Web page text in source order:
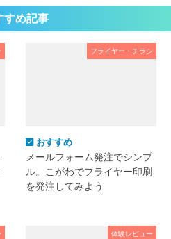
すめ記事
フライヤー・チラシ
おすすめ
メールフォーム発注でシンプ
ル。こがわでフライヤー印刷
を発注してみよう
体験レビュー